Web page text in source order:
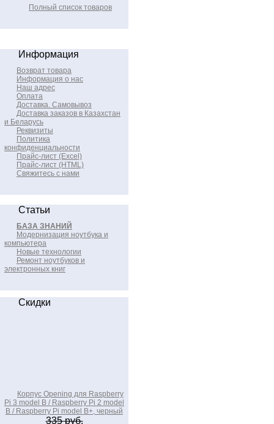
Полный список товаров
Информация
Возврат товара
Информация о нас
Наш адрес
Оплата
Доставка. Самовывоз
Доставка заказов в Казахстан
и Беларусь
Реквизиты
Политика
конфиденциальности
Прайс-лист (Excel)
Прайс-лист (HTML)
Свяжитесь с нами
Статьи
БАЗА ЗНАНИЙ
Модернизация ноутбука и
компьютера
Новые технологии
Ремонт ноутбуков и
электронных книг
Скидки
Корпус Opening для Raspberry
Pi 3 model B / Raspberry Pi 2 model
B / Raspberry Pi model B+, черный
335 руб.